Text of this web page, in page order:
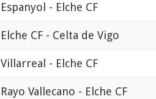
Espanyol - Elche CF
Elche CF - Celta de Vigo
Villarreal - Elche CF
Rayo Vallecano - Elche CF